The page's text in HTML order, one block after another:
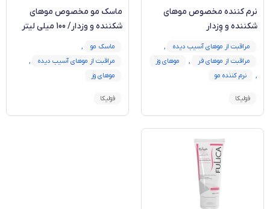
نرم کننده مخصوص موهای
شکننده و وِزدار
مراقبت از موهای آسیب دیده
,
مراقبت از موهای فر
,
موهای وز
,
نرم کننده مو
فولیکا
ماسک مو مخصوص موهای
شکننده و وزدار/ 100 میلی لیتر
ماسک مو
,
مراقبت از موهای آسیب دیده
,
موهای وز
فولیکا